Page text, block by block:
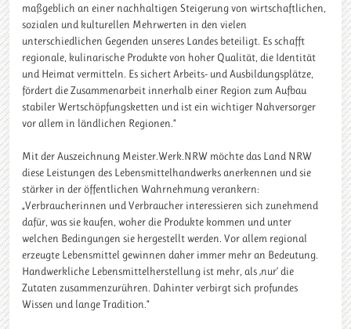
maßgeblich an einer nachhaltigen Steigerung von wirtschaftlichen,
sozialen und kulturellen Mehrwerten in den vielen
unterschiedlichen Gegenden unseres Landes beteiligt. Es schafft
regionale, kulinarische Produkte von hoher Qualität, die Identität
und Heimat vermitteln. Es sichert Arbeits- und Ausbildungsplätze,
fördert die Zusammenarbeit innerhalb einer Region zum Aufbau
stabiler Wertschöpfungsketten und ist ein wichtiger Nahversorger
vor allem in ländlichen Regionen.“
Mit der Auszeichnung Meister.Werk.NRW möchte das Land NRW
diese Leistungen des Lebensmittelhandwerks anerkennen und sie
stärker in der öffentlichen Wahrnehmung verankern:
„Verbraucherinnen und Verbraucher interessieren sich zunehmend
dafür, was sie kaufen, woher die Produkte kommen und unter
welchen Bedingungen sie hergestellt werden. Vor allem regional
erzeugte Lebensmittel gewinnen daher immer mehr an Bedeutung.
Handwerkliche Lebensmittelherstellung ist mehr, als ‚nur’ die
Zutaten zusammenzurühren. Dahinter verbirgt sich profundes
Wissen und lange Tradition.“